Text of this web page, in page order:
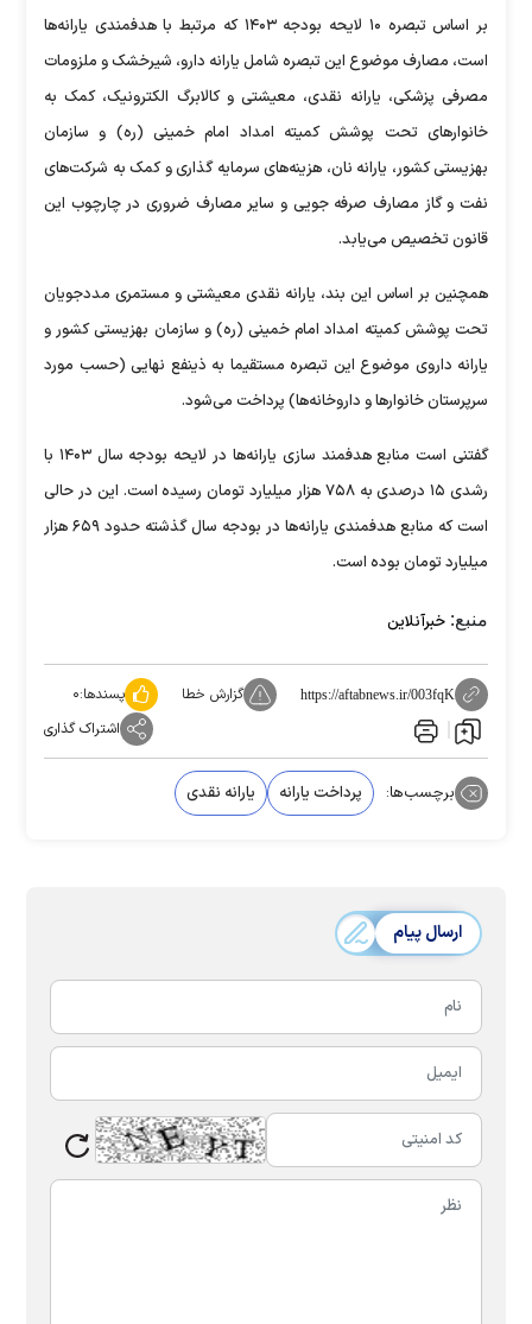
بر اساس تبصره ۱۰ لایحه بودجه ۱۴۰۳ که مرتبط با هدفمندی یارانه‌ها
است، مصارف موضوع این تبصره شامل یارانه دارو، شیرخشک و ملزومات
مصرفی پزشکی، یارانه نقدی، معیشتی و کالابرگ الکترونیک، کمک به
خانوار‌های تحت پوشش کمیته امداد امام خمینی (ره) و سازمان
بهزیستی کشور، یارانه نان، هزینه‌های سرمایه گذاری و کمک به شرکت‌های
نفت و گاز مصارف صرفه جویی و سایر مصارف ضروری در چارچوب این
قانون تخصیص می‌یابد.
همچنین بر اساس این بند، یارانه نقدی معیشتی و مستمری مددجویان
تحت پوشش کمیته امداد امام خمینی (ره) و سازمان بهزیستی کشور و
یارانه داروی موضوع این تبصره مستقیما به ذینفع نهایی (حسب مورد
سرپرستان خانوار‌ها و داروخانه‌ها) پرداخت می‌شود.
گفتنی است منابع هدفمند سازی یارانه‌ها در لایحه بودجه سال ۱۴۰۳ با
رشدی ۱۵ درصدی به ۷۵۸ هزار میلیارد تومان رسیده است. این در حالی
است که منابع هدفمندی یارانه‌ها در بودجه سال گذشته حدود ۶۵۹ هزار
میلیارد تومان بوده است.
منبع: خبرآنلاین
https://aftabnews.ir/003fqK گزارش خطا پسندها:۰
اشتراک گذاری
برچسب‌ها: پرداخت یارانه یارانه نقدی
ارسال پیام